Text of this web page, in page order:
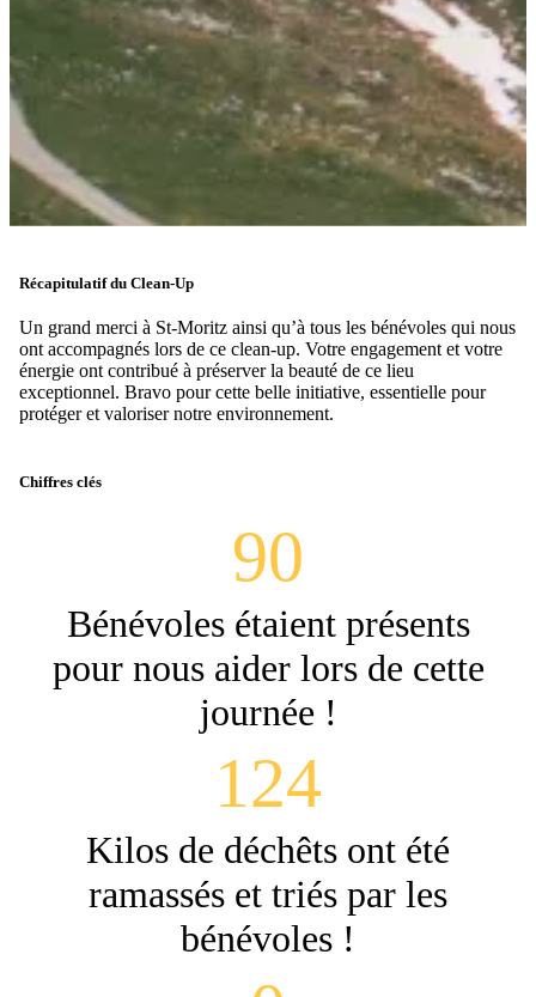
Récapitulatif du Clean-Up
Un grand merci à St-Moritz ainsi qu’à tous les bénévoles qui nous
ont accompagnés lors de ce clean-up. Votre engagement et votre
énergie ont contribué à préserver la beauté de ce lieu
exceptionnel. Bravo pour cette belle initiative, essentielle pour
protéger et valoriser notre environnement.
Chiffres clés
90
Bénévoles étaient présents
pour nous aider lors de cette
journée !
124
Kilos de déchêts ont été
ramassés et triés par les
bénévoles !